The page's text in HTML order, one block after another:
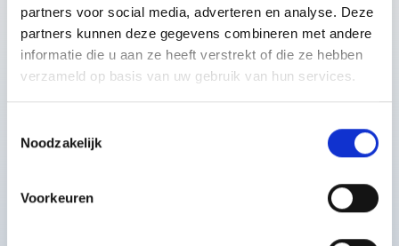
partners voor social media, adverteren en analyse. Deze
partners kunnen deze gegevens combineren met andere
informatie die u aan ze heeft verstrekt of die ze hebben
verzameld op basis van uw gebruik van hun services.
Noodzakelijk
Voorkeuren
vinden en dat we er ook echt naar handelen. Het laat
zien dat we samen werken aan een open en bewuste
veiligheidscultuur, waarin we risico’s serieus nemen en
Dank aan iedereen die hieraan bijdraagt — collega's,
partners en klanten. Samen zorgen we ervoor dat veilig
werken de standaard is en blijft!